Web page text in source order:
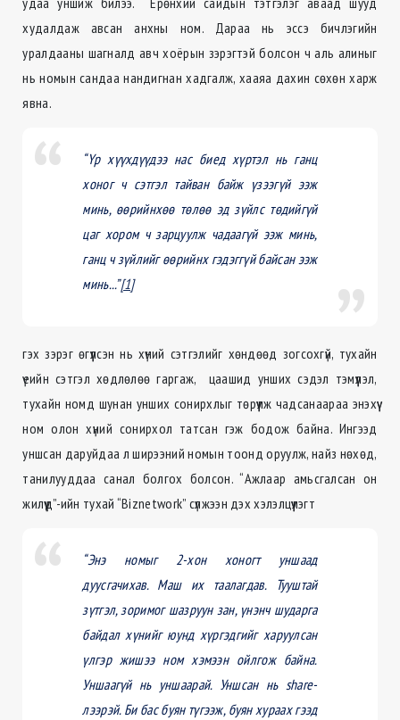
худалдаж авсан анхны ном. Дараа нь эссэ бичлэгийн
уралдааны шагналд авч хоёрын зэрэгтэй болсон ч аль алиныг
нь номын сандаа нандигнан хадгалж, хааяа дахин сөхөн харж
явна.
“Үр хүүхдүүдээ нас биед хүртэл нь ганц
хоног ч сэтгэл тайван байж үзээгүй ээж
минь, өөрийнхөө төлөө эд зүйлс төдийгүй
цаг хором ч зарцуулж чадаагүй ээж минь,
ганц ч зүйлийг өөрийнх гэдэггүй байсан ээж
минь...”[1]
гэх зэрэг өгүүлсэн нь хүний сэтгэлийг хөндөөд зогсохгүй, тухайн
үеийн сэтгэл хөдлөлөө гаргаж, цаашид унших сэдэл тэмүүлэл,
тухайн номд шунан унших сонирхлыг төрүүлж чадсанаараа энэхүү
ном олон хүний сонирхол татсан гэж бодож байна. Ингээд
уншсан даруйдаа л ширээний номын тоонд оруулж, найз нөхөд,
танилууддаа санал болгох болсон. “Ажлаар амьсгалсан он
жилүүд”-ийн тухай “Biznetwork” сүлжээн дэх хэлэлцүүлэгт
“Энэ номыг 2-хон хоногт уншаад
дуусгачихав. Маш их таалагдав. Тууштай
зүтгэл, зоримог шазруун зан, үнэнч шударга
байдал хүнийг юунд хүргэдгийг харуулсан
үлгэр жишээ ном хэмээн ойлгож байна.
Уншаагүй нь уншаарай. Уншсан нь share-
лээрэй. Би бас буян түгээж, буян хураах гээд